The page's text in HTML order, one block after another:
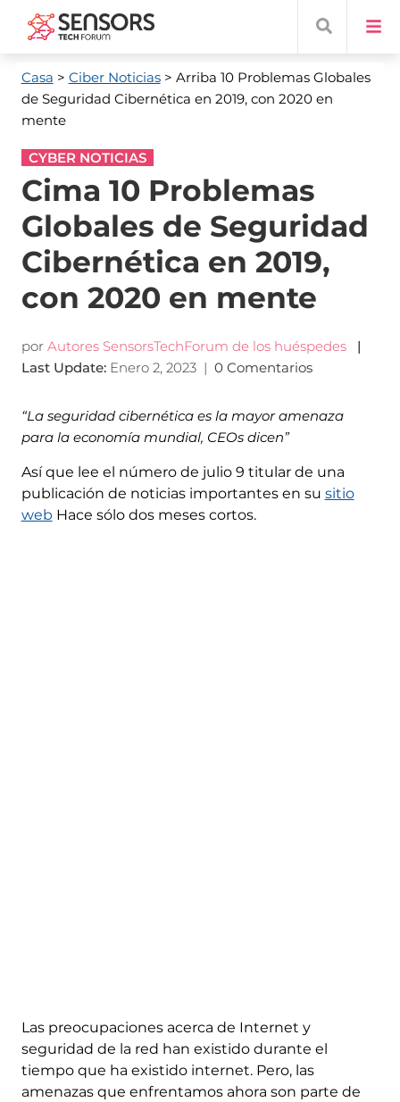
Casa > Ciber Noticias> Arriba 10 Problemas Globales
de Seguridad Cibernética en 2019, con 2020 en
mente
CYBER NOTICIAS
Cima 10 Problemas
Globales de Seguridad
Cibernética en 2019,
con 2020 en mente
por Autores SensorsTechForum de los huéspedes
|
Last Update: Enero 2, 2023| 0 Comentarios
“La seguridad cibernética es la mayor amenaza
para la economía mundial, CEOs dicen”
Así que lee el número de julio 9 titular de una
publicación de noticias importantes en su sitio
web Hace sólo dos meses cortos.
Las preocupaciones acerca de Internet y
seguridad de la red han existido durante el
tiempo que ha existido internet. Pero, las
amenazas que enfrentamos ahora son parte de